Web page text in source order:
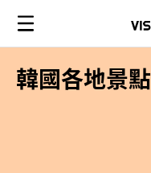
韓國各地景點